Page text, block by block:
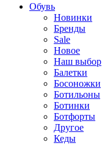
Обувь
Новинки
Бренды
Sale
Новое
Наш выбор
Балетки
Босоножки
Ботильоны
Ботинки
Ботфорты
Другое
Кеды